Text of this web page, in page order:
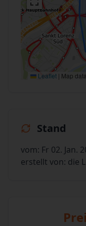
Leaflet | Map
Stand
vom: Fr 02. Jan.
erstellt von: die